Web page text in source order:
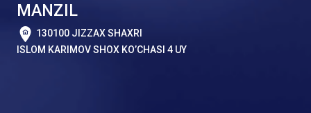
MANZIL
130100 JIZZAX SHAXRI
ISLOM KARIMOV SHOX KO’CHASI 4 UY